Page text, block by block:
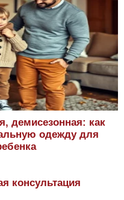
демисезонная: как
одежду для
консультация